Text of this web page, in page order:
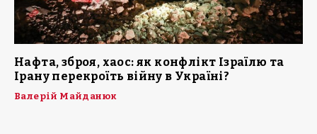
Нафта, зброя, хаос: як конфлікт Ізраїлю та
Ірану перекроїть війну в Україні?
Валерій Майданюк